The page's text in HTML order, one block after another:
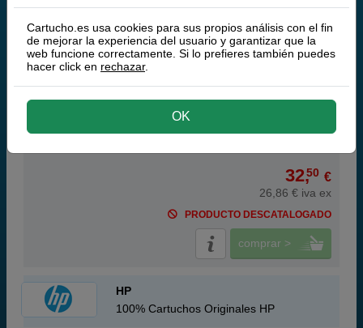
cian magenta amarillo
19,5 ml(1,67 € por ml)
32,50 €
26,86 € iva ex
PRODUCTO DESCATALOGADO
comprar >
HP
100% Cartuchos Originales HP
Cartucho.es usa cookies para sus propios análisis con el fin
de mejorar la experiencia del usuario y garantizar que la
web funcione correctamente. Si lo prefieres también puedes
hacer click en rechazar.
OK